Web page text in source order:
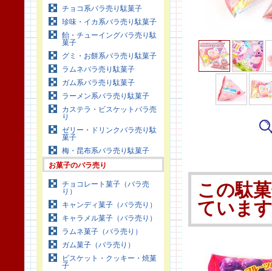
チョコ系バラ売り駄菓子
珍味・イカ系バラ売り駄菓子
飴・チューイングバラ売り駄
菓子
グミ・お餅系バラ売り駄菓子
ラムネバラ売り駄菓子
ガム系バラ売り駄菓子
ラーメン系バラ売り駄菓子
カステラ・ビスケットバラ売
り
ゼリー・ドリンクバラ売り駄
菓子
梅・昆布系バラ売り駄菓子
お菓子のバラ売り
チョコレート菓子（バラ売
り）
キャンディ菓子（バラ売り）
キャラメル菓子（バラ売り）
ラムネ菓子（バラ売り）
ガム菓子（バラ売り）
ビスケット・クッキー・焼菓
子
この駄
ていま